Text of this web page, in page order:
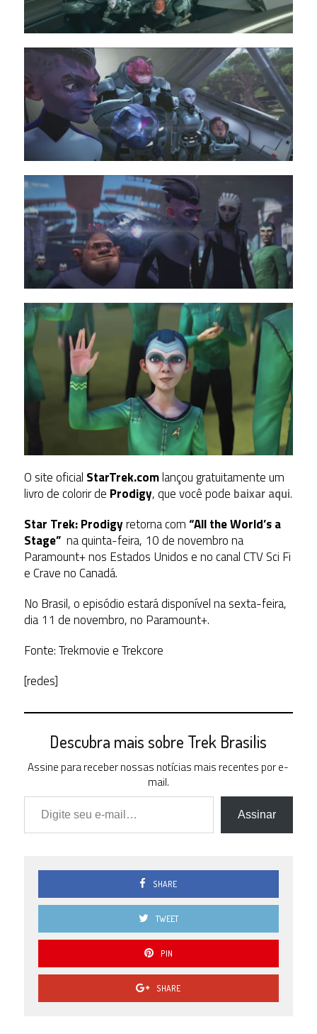
O site oficial StarTrek.comlançou gratuitamente um
livro de colorir de Prodigy, que você pode baixar aqui.
Star Trek: Prodigyretorna com“All the World’s a
Stage” na quinta-feira, 10 de novembro na
Paramount+ nos Estados Unidos e no canal CTV Sci Fi
e Crave no Canadá.
No Brasil, o episódio estará disponível na sexta-feira,
dia 11 de novembro, no Paramount+.
Fonte: Trekmovie e Trekcore
[redes]
Descubra mais sobre Trek Brasilis
Assine para receber nossas notícias mais recentes por e-
mail.
Digite seu e-mail…
Assinar
SHARE
TWEET
PIN
SHARE